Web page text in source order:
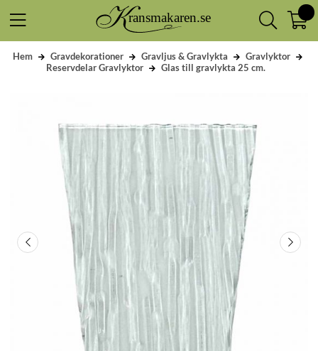
Hem Gravdekorationer Gravljus & Gravlykta
Gravlyktor
Reservdelar Gravlyktor
Glas till gravlykta 25 cm.